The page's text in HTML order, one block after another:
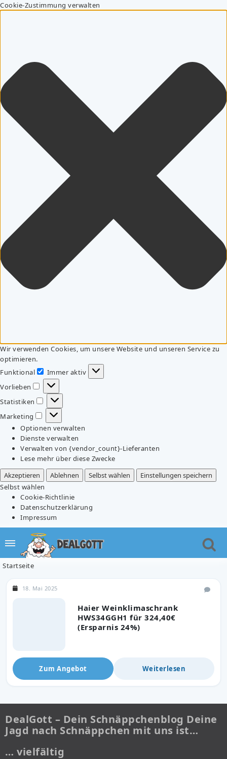
Cookie-Zustimmung verwalten
Wir verwenden Cookies, um unsere Website und unseren Service zu
optimieren.
Funktional
Funktional
Immer aktiv
Vorlieben
Vorlieben
Statistiken
Statistiken
Marketing
Marketing
Optionen verwalten
Dienste verwalten
Verwalten von {vendor_count}-Lieferanten
Lese mehr über diese Zwecke
Akzeptieren
Ablehnen Selbst wählen
Einstellungen speichern
Selbst wählen
Cookie-Richtlinie
Datenschutzerklärung
Impressum
Startseite
Haier Weinklimaschrank
HWS34GGH1 für 324,40€
(Ersparnis 24%)
18. Mai 2025
Zum Angebot Weiterlesen
DealGott – Dein Schnäppchenblog Deine
Jagd nach Schnäppchen mit uns ist…
… vielfältig